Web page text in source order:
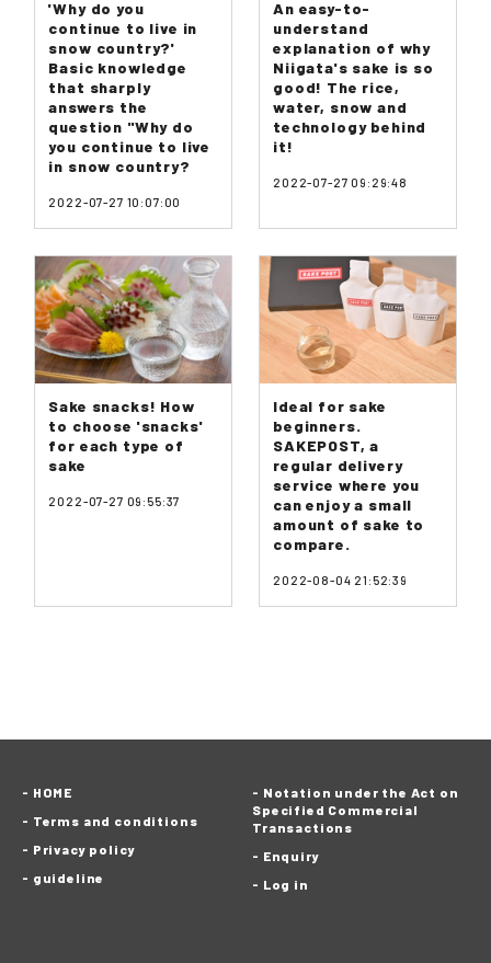
'Why do you
continue to live in
snow country?'
Basic knowledge
that sharply
answers the
question "Why do
you continue to live
in snow country?
2022-07-27 10:07:00
An easy-to-
understand
explanation of why
Niigata's sake is so
good! The rice,
water, snow and
technology behind
it!
2022-07-27 09:29:48
Sake snacks! How
to choose 'snacks'
for each type of
sake
2022-07-27 09:55:37
Ideal for sake
beginners.
SAKEPOST, a
regular delivery
service where you
can enjoy a small
amount of sake to
compare.
2022-08-04 21:52:39
HOME
Terms and conditions
Privacy policy
guideline
Notation under the Act on
Specified Commercial
Transactions
Enquiry
Log in